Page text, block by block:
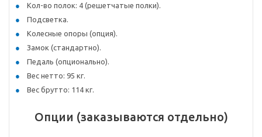
Кол-во полок: 4 (решетчатые полки).
Подсветка.
Колесные опоры (опция).
Замок (стандартно).
Педаль (опционально).
Вес нетто: 95 кг.
Вес брутто: 114 кг.
Опции (заказываются отдельно)